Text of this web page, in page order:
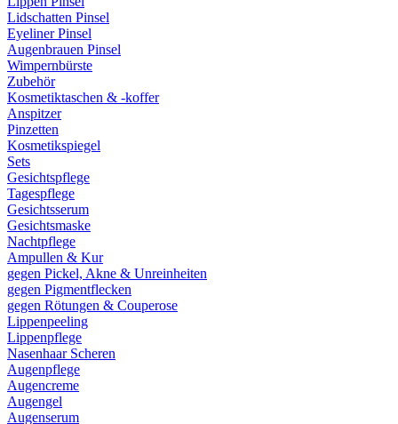
Lidschatten Pinsel
Eyeliner Pinsel
Augenbrauen Pinsel
Wimpernbürste
Zubehör
Kosmetiktaschen & -koffer
Anspitzer
Pinzetten
Kosmetikspiegel
Sets
Gesichtspflege
Tagespflege
Gesichtsserum
Gesichtsmaske
Nachtpflege
Ampullen & Kur
gegen Pickel, Akne & Unreinheiten
gegen Pigmentflecken
gegen Rötungen & Couperose
Lippenpeeling
Lippenpflege
Nasenhaar Scheren
Augenpflege
Augencreme
Augengel
Augenserum